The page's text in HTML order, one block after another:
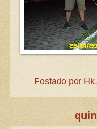
Postado por